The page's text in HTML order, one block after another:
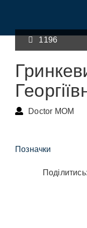
1196
Doctor MOM
Позначки
Поділитись: